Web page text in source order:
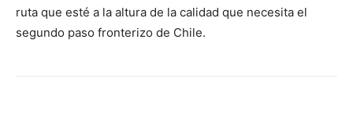
ruta que esté a la altura de la calidad que necesita el
segundo paso fronterizo de Chile.